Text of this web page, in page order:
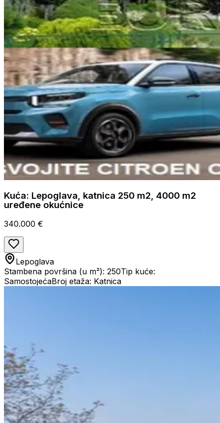
Kuća: Lepoglava, katnica 250 m2, 4000 m2
uređene okućnice
340.000 €
Lepoglava
Stambena površina (u m²): 250Tip kuće:
SamostojećaBroj etaža: Katnica